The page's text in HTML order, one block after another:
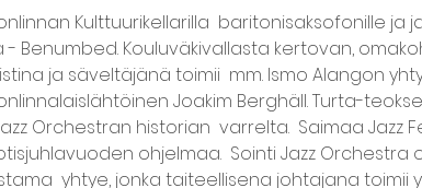
Kulttuurikellarilla  baritonisaksofonille ja
- Benumbed. Kouluväkivallasta kertovan,
ja säveltäjänä toimii  mm. Ismo Alangon
Joakim Berghäll. Turta-
Orchestran historian  varrelta.  Saimaa Jazz
ohjelmaa.  Sointi Jazz
yhtye, jonka taiteellisena johtajana